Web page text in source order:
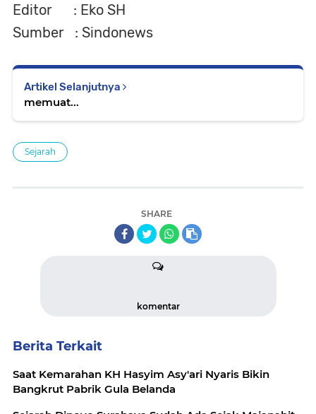
Editor : Eko SH
Sumber : Sindonews
Artikel Selanjutnya
memuat...
Sejarah
SHARE
komentar
Berita Terkait
Saat Kemarahan KH Hasyim Asy'ari Nyaris Bikin
Bangkrut Pabrik Gula Belanda